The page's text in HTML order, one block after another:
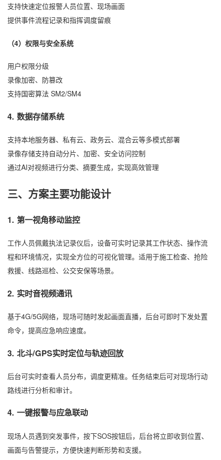
支持快速定位报警人员位置、现场画面
提供事件流程记录和指挥调度留痕
（4）权限与安全系统
用户权限分级
录像加密、防篡改
支持国密算法 SM2/SM4
4. 数据存储系统
支持本地服务器、私有云、政务云、混合云等多模式部署
录像存储支持自动分片、加密、安全访问控制
通过AI对视频进行分类、摘要生成，实现高效管理
三、方案主要功能设计
1. 第一视角移动监控
工作人员佩戴执法记录仪后，设备可实时记录其工作状态、操作流
程和环境情况，实现全方位的可视化管理。适用于施工检查、抢险
救援、线路巡检、公交安保等场景。
2. 实时音视频通讯
基于4G/5G网络，现场可随时发起画面直播，后台可即时下发处置
命令，提高应急响应速度。
3. 北斗/GPS实时定位与轨迹回放
后台可实时查看人员分布，调度更精准。任务结束后可对现场行动
路线进行分析和审计。
4. 一键报警与应急联动
现场人员遇到突发事件，按下SOS按钮后，后台将立即收到位置、
画面与告警提示，方便快速判断形势和支援。